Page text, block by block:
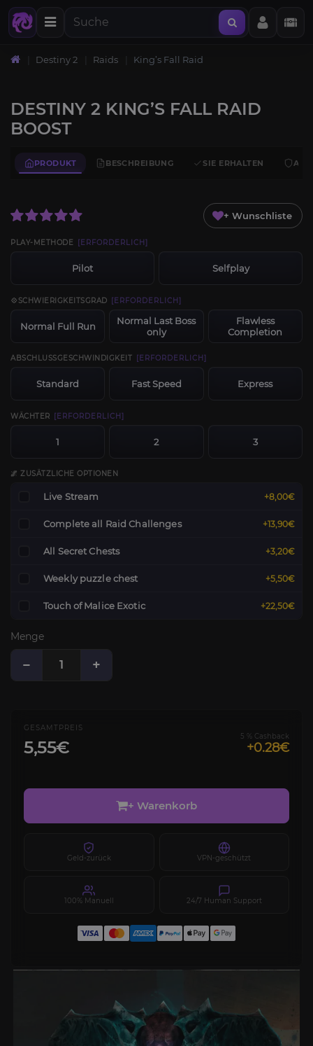
Destiny 2 Raids King’s Fall Raid
DESTINY 2 KING’S FALL RAID
BOOST
PRODUKT BESCHREIBUNG SIE ERHALTEN
+ Wunschliste
PLAY-METHODE [ERFORDERLICH]
Pilot Selfplay
💠SCHWIERIGKEITSGRAD [ERFORDERLICH]
Normal Full Run
Normal Last Boss
only
Flawless
Completion
ABSCHLUSSGESCHWINDIGKEIT [ERFORDERLICH]
Standard Fast Speed Express
WÄCHTER [ERFORDERLICH]
1 2 3
🌌 ZUSÄTZLICHE OPTIONEN
Live Stream +8,00€
Complete all Raid Challenges +13,90€
All Secret Chests +3,20€
Weekly puzzle chest +5,50€
Touch of Malice Exotic +22,50€
Menge
− +
GESAMTPREIS
5,55€
5 % Cashback
+0.28€
+ Warenkorb
Geld-zurück VPN-geschützt
100% Manuell 24/7 Human Support